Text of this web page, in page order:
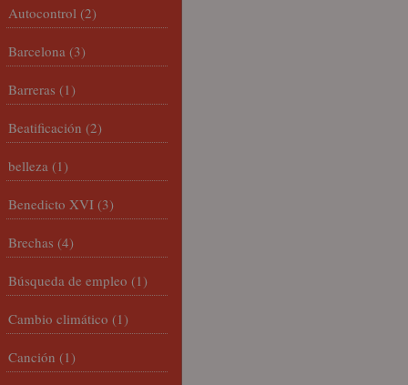
Autocontrol (2)
Barcelona (3)
Barreras (1)
Beatificación (2)
belleza (1)
Benedicto XVI (3)
Brechas (4)
Búsqueda de empleo (1)
Cambio climático (1)
Canción (1)